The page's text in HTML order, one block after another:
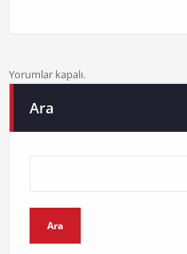
Yorumlar kapalı.
Ara
Ara